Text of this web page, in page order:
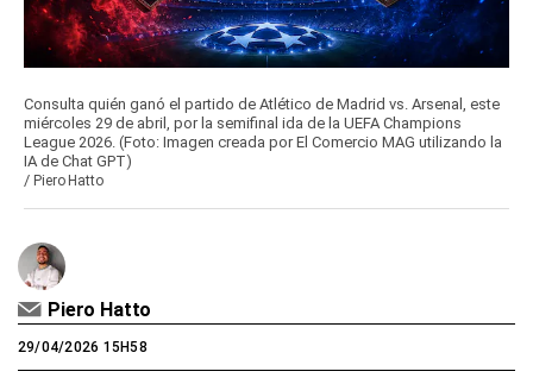
Consulta quién ganó el partido de Atlético de Madrid vs. Arsenal, este
miércoles 29 de abril, por la semifinal ida de la UEFA Champions
League 2026. (Foto: Imagen creada por El Comercio MAG utilizando la
IA de Chat GPT)
/ Piero Hatto
Piero Hatto
29/04/2026 15H58